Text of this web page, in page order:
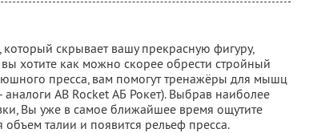
скрывает вашу прекрасную фигуру,
хотите как можно скорее обрести стройный
пресса, вам помогут тренажёры для мышц
AB Rocket АБ Рокет). Выбрав наиболее
Вы уже в самое ближайшее время ощутите
талии и появится рельеф пресса.